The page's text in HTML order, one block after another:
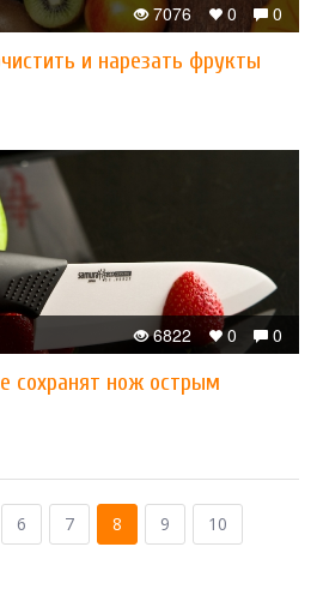
0
0
7076
и нарезать фрукты
0
0
6822
сохранят нож острым
6 7 8 9
10